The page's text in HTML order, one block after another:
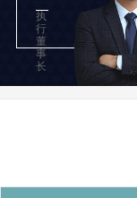
执
行
董
事
长